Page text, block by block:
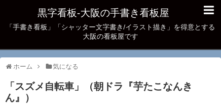
黒字看板‐大阪の手書き看板屋
「手書き看板」「シャッター文字書き/イラスト描き」を得意とする
大阪の看板屋です
ホーム 気になる
「スズメ自転車」（朝ドラ『芋たこなんき
ん』）